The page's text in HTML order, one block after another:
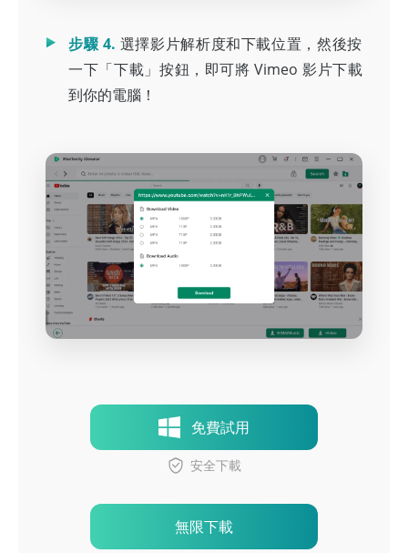
步驟 4. 選擇影片解析度和下載位置，然後按
一下「下載」按鈕，即可將 Vimeo 影片下載
到你的電腦！
免費試用
安全下載
無限下載